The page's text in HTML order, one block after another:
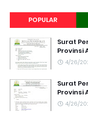
POPULAR
Surat
Provinsi
4/26/
Surat
Provinsi
4/26/